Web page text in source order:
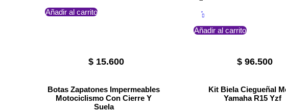
Añadir al carrito
Añadir al carrito
$ 15.600
Botas Zapatones Impermeables
Motociclismo Con Cierre Y
Suela
$ 96.500
Kit Biela Ciegueñal
Yamaha R15 Yzf